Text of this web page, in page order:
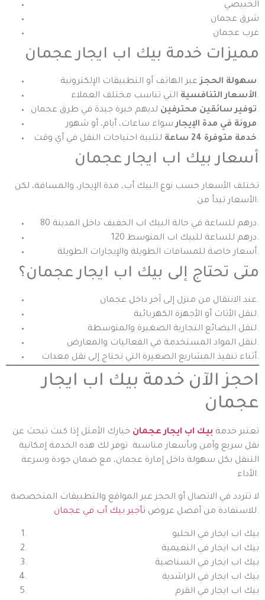
الخبيصي
شرق عجمان
غرب عجمان
مميزات خدمة بيك اب ايجار عجمان
سهولة الحجزعبر الهاتف أو التطبيقات الإلكترونية.
الأسعار التنافسيةالتي تناسب مختلف العملاء.
توفير سائقين محترفينلديهم خبرة جيدة في طرق عجمان.
مرونة في مدة الإيجارسواء ساعات، أيام، أو شهور.
خدمة متوفرة 24 ساعةلتلبية احتياجات النقل في أي وقت.
أسعار بيك اب ايجار عجمان
تختلف الأسعار حسب نوع البيك أب، مدة الإيجار، والمسافة، لكن
الأسعار تبدأ من:
80 درهم للساعة في حالة البيك اب الخفيف داخل المدينة.
120 درهم للساعة للبيك اب المتوسط.
أسعار خاصة للمسافات الطويلة والإيجارات الطويلة.
متى تحتاج إلى بيك اب ايجار عجمان؟
عند الانتقال من منزل إلى آخر داخل عجمان.
لنقل الأثاث أو الأجهزة الكهربائية.
لنقل البضائع التجارية الصغيرة والمتوسطة.
لنقل المواد المستخدمة في الفعاليات والمعارض.
أثناء تنفيذ المشاريع الصغيرة التي تحتاج إلى نقل معدات.
احجز الآن خدمة بيك اب ايجار
عجمان
تعتبر خدمة بيك اب ايجار عجمان خيارك الأمثل إذا كنت تبحث عن
نقل سريع وآمن وبأسعار مناسبة. توفر لك هذه الخدمة إمكانية
التنقل بكل سهولة داخل إمارة عجمان، مع ضمان جودة وسرعة
الأداء.
لا تتردد في الاتصال أو الحجز عبر المواقع والتطبيقات المتخصصة
للاستفادة من أفضل عروض تأجير بيك أب في عجمان .
بيك اب ايجار في الحليو
بيك اب ايجار في النعيمية
بيك اب ايجار في السناصية
بيك اب ايجار في الراشدية
بيك اب ايجار في القرم